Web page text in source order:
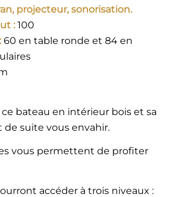
projecteur, sonorisation.
: 100
60 en table ronde et 84 en
bateau en intérieur bois et sa
de suite vous envahir.
vous permettent de profiter
accéder à trois niveaux :